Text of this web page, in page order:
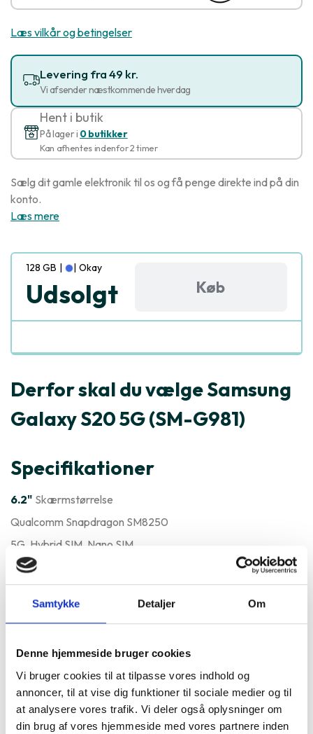
Samtykke Detaljer Om
Denne hjemmeside bruger cookies
Vi bruger cookies til at tilpasse vores indhold og
annoncer, til at vise dig funktioner til sociale medier og til
at analysere vores trafik. Vi deler også oplysninger om
din brug af vores hjemmeside med vores partnere inden
Læs vilkår og betingelser
Levering fra 49 kr.
Vi afsender næstkommende hverdag
Hent i butik
På lager i 0 butikker
Kan afhentes indenfor 2 timer
Sælg dit gamle elektronik til os og få penge direkte ind på din
konto.
Læs mere
128 GB | | Okay
Udsolgt Køb
Derfor skal du vælge Samsung
Galaxy S20 5G (SM-G981)
Specifikationer
6.2" Skærmstørrelse
Qualcomm Snapdragon SM8250
5G , Hybrid SIM , Nano SIM
Varenummer
Samsung Galaxy S20 5G (SM-
med